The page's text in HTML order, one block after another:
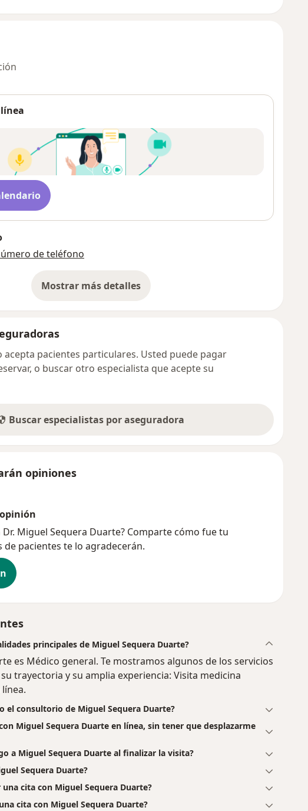
de teléfono
Mostrar más detalles
sobre la dirección
acepta pacientes particulares. Usted puede pagar
o buscar otro especialista que acepte su
Buscar especialistas por aseguradora
opiniones
Dr. Miguel Sequera Duarte? Comparte cómo fue tu
de pacientes te lo agradecerán.
principales de Miguel Sequera Duarte?
es Médico general. Te mostramos algunos de los servicios
trayectoria y su amplia experiencia: Visita medicina
el consultorio de Miguel Sequera Duarte?
Miguel Sequera Duarte en línea, sin tener que desplazarme
a Miguel Sequera Duarte al finalizar la visita?
Sequera Duarte?
cita con Miguel Sequera Duarte?
cita con Miguel Sequera Duarte?